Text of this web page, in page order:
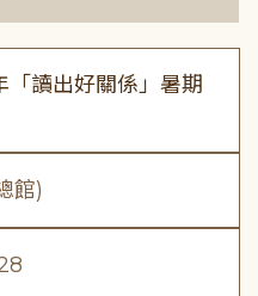
「讀出好關係」暑期
館)